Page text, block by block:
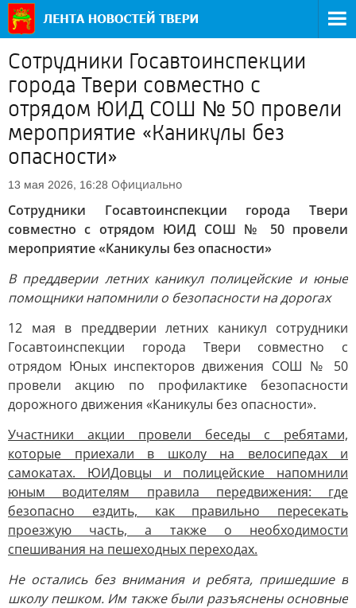
Сотрудники Госавтоинспекции
города Твери совместно с
отрядом ЮИД СОШ № 50 провели
мероприятие «Каникулы без
опасности»
13 мая 2026, 16:28 Официально
Сотрудники Госавтоинспекции города Твери
совместно с отрядом ЮИД СОШ № 50 провели
мероприятие «Каникулы без опасности»
В преддверии летних каникул полицейские и юные
помощники напомнили о безопасности на дорогах
12 мая в преддверии летних каникул сотрудники
Госавтоинспекции города Твери совместно с
отрядом Юных инспекторов движения СОШ № 50
провели акцию по профилактике безопасности
дорожного движения «Каникулы без опасности».
Участники акции провели беседы с ребятами,
которые приехали в школу на велосипедах и
самокатах. ЮИДовцы и полицейские напомнили
юным водителям правила передвижения: где
безопасно ездить, как правильно пересекать
проезжую часть, а также о необходимости
спешивания на пешеходных переходах.
Не остались без внимания и ребята, пришедшие в
школу пешком. Им также были разъяснены основные